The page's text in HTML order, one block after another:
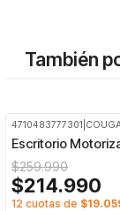
También
4710483777301
Escritorio
$259.990
$214.990
12 cuotas de